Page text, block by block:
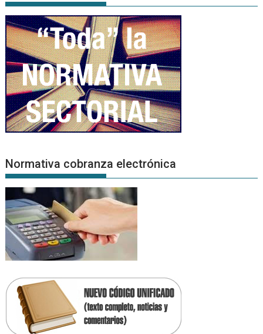
Normativa cobranza electrónica